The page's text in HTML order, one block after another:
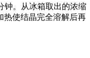
钟。从冰箱取出的浓缩
热使结晶完全溶解后再